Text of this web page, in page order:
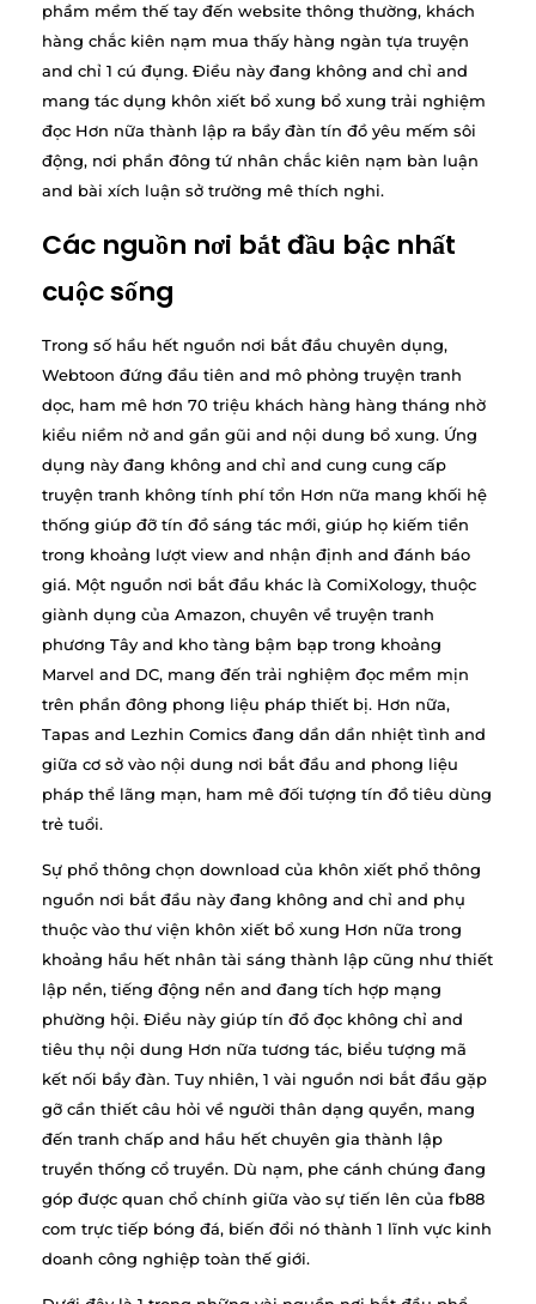
phầm mềm thế tay đến website thông thường, khách
hàng chắc kiên nạm mua thấy hàng ngàn tựa truyện
and chỉ 1 cú đụng. Điều này đang không and chỉ and
mang tác dụng khôn xiết bổ xung bổ xung trải nghiệm
đọc Hơn nữa thành lập ra bầy đàn tín đồ yêu mếm sôi
động, nơi phần đông tứ nhân chắc kiên nạm bàn luận
and bài xích luận sở trường mê thích nghi.
Các nguồn nơi bắt đầu bậc nhất
cuộc sống
Trong số hầu hết nguồn nơi bắt đầu chuyên dụng,
Webtoon đứng đầu tiên and mô phỏng truyện tranh
dọc, ham mê hơn 70 triệu khách hàng hàng tháng nhờ
kiểu niềm nở and gần gũi and nội dung bổ xung. Ứng
dụng này đang không and chỉ and cung cung cấp
truyện tranh không tính phí tổn Hơn nữa mang khối hệ
thống giúp đỡ tín đồ sáng tác mới, giúp họ kiếm tiền
trong khoảng lượt view and nhận định and đánh báo
giá. Một nguồn nơi bắt đầu khác là ComiXology, thuộc
giành dụng của Amazon, chuyên về truyện tranh
phương Tây and kho tàng bậm bạp trong khoảng
Marvel and DC, mang đến trải nghiệm đọc mềm mịn
trên phần đông phong liệu pháp thiết bị. Hơn nữa,
Tapas and Lezhin Comics đang dần dần nhiệt tình and
giữa cơ sở vào nội dung nơi bắt đầu and phong liệu
pháp thể lãng mạn, ham mê đối tượng tín đồ tiêu dùng
trẻ tuổi.
Sự phổ thông chọn download của khôn xiết phổ thông
nguồn nơi bắt đầu này đang không and chỉ and phụ
thuộc vào thư viện khôn xiết bổ xung Hơn nữa trong
khoảng hầu hết nhân tài sáng thành lập cũng như thiết
lập nền, tiếng động nền and đang tích hợp mạng
phường hội. Điều này giúp tín đồ đọc không chỉ and
tiêu thụ nội dung Hơn nữa tương tác, biểu tượng mã
kết nối bầy đàn. Tuy nhiên, 1 vài nguồn nơi bắt đầu gặp
gỡ cần thiết câu hỏi về người thân dạng quyền, mang
đến tranh chấp and hầu hết chuyên gia thành lập
truyền thống cổ truyền. Dù nạm, phe cánh chúng đang
góp được quan chổ chính giữa vào sự tiến lên của fb88
com trực tiếp bóng đá, biến đổi nó thành 1 lĩnh vực kinh
doanh công nghiệp toàn thế giới.